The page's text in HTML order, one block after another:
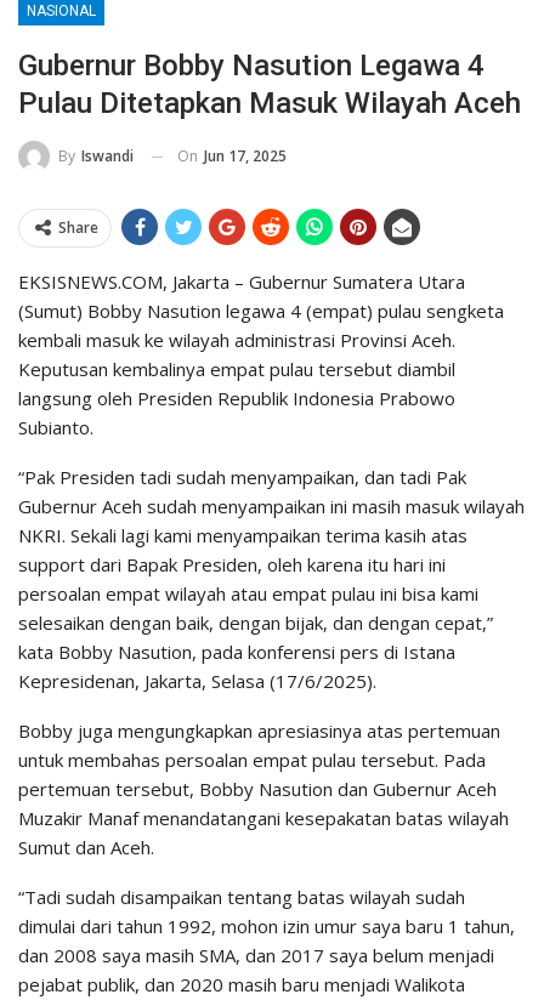
NASIONAL
Gubernur Bobby Nasution Legawa 4
Pulau Ditetapkan Masuk Wilayah Aceh
By Iswandi On Jun 17, 2025
Share
EKSISNEWS.COM, Jakarta – Gubernur Sumatera Utara
(Sumut) Bobby Nasution legawa 4 (empat) pulau sengketa
kembali masuk ke wilayah administrasi Provinsi Aceh.
Keputusan kembalinya empat pulau tersebut diambil
langsung oleh Presiden Republik Indonesia Prabowo
Subianto.
“Pak Presiden tadi sudah menyampaikan, dan tadi Pak
Gubernur Aceh sudah menyampaikan ini masih masuk wilayah
NKRI. Sekali lagi kami menyampaikan terima kasih atas
support dari Bapak Presiden, oleh karena itu hari ini
persoalan empat wilayah atau empat pulau ini bisa kami
selesaikan dengan baik, dengan bijak, dan dengan cepat,”
kata Bobby Nasution, pada konferensi pers di Istana
Kepresidenan, Jakarta, Selasa (17/6/2025).
Bobby juga mengungkapkan apresiasinya atas pertemuan
untuk membahas persoalan empat pulau tersebut. Pada
pertemuan tersebut, Bobby Nasution dan Gubernur Aceh
Muzakir Manaf menandatangani kesepakatan batas wilayah
Sumut dan Aceh.
“Tadi sudah disampaikan tentang batas wilayah sudah
dimulai dari tahun 1992, mohon izin umur saya baru 1 tahun,
dan 2008 saya masih SMA, dan 2017 saya belum menjadi
pejabat publik, dan 2020 masih baru menjadi Walikota